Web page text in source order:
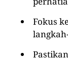
Fokus